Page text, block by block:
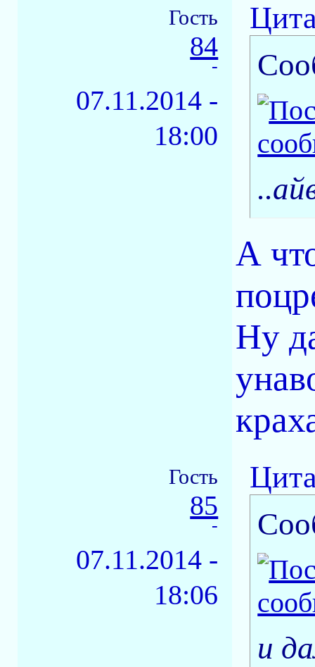
Гость
84
-
07.11.2014 -
18:00
А
Ну
Гость
85
-
07.11.2014 -
18:06
и